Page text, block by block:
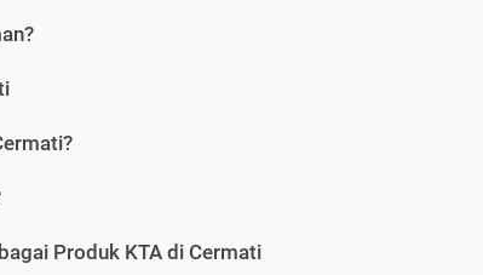
Produk KTA di Cermati